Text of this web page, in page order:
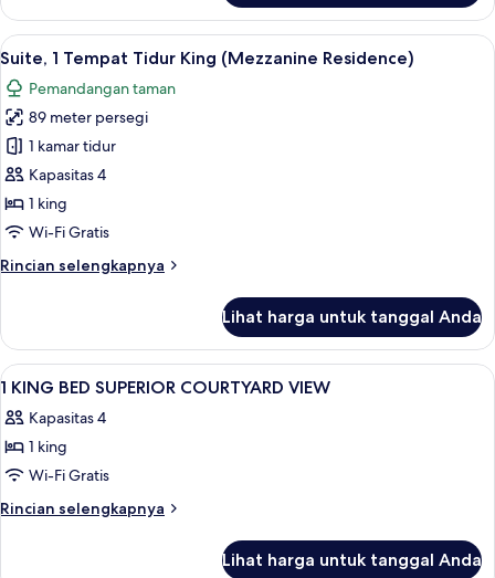
Bed)
Suite
Junior,
1
Tidur
King
Lihat
semua
foto
untuk
Suite,
1
Tempat
Tidur
(Mezzanine
Suite, 1 Tempat Tidur King
15
Suite, 1 Tempat Tidur King (Mezzanine Residence)
Pemandangan taman
89 meter persegi
1 kamar tidur
Kapasitas 4
1 king
Wi-Fi Gratis
Rincian selengkapnya
Rincian
Suite,
Tempat
King
(Mezzanine
Lihat harga untuk tanggal Anda
Lihat
semua
foto
untuk
1
KING
1
1 KING BED SUPERIOR COURTYARD VIEW
Kapasitas 4
1 king
Wi-Fi Gratis
Rincian selengkapnya
Rincian
Lihat harga untuk tanggal Anda